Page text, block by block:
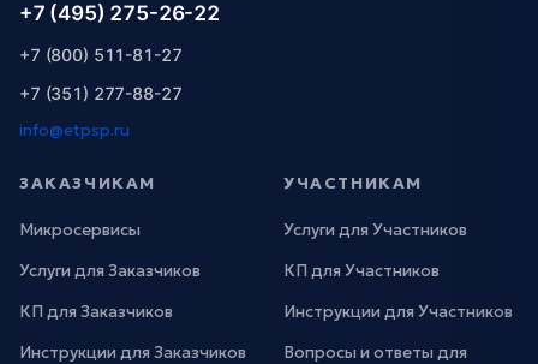
+7 (495) 275-26-22
+7 (800) 511-81-27
+7 (351) 277-88-27
info@etpsp.ru
ЗАКАЗЧИКАМ
Микросервисы
Услуги для Заказчиков
КП для Заказчиков
Инструкции для Заказчиков
УЧАСТНИКАМ
Услуги для Участников
КП для Участников
Инструкции для Участников
Вопросы и ответы для